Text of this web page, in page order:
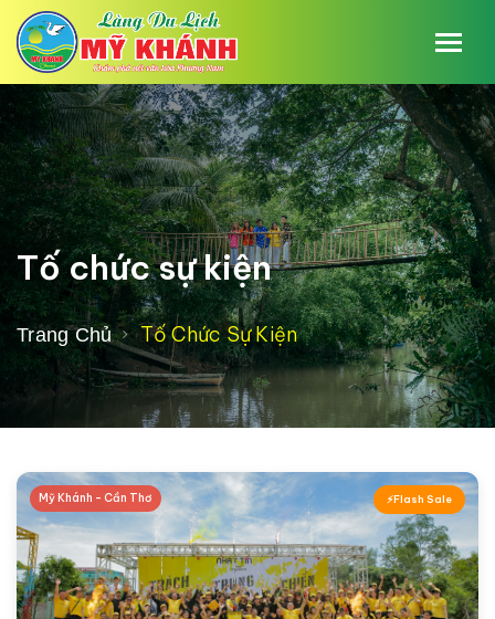
Tố chức sự kiện
Trang Chủ Tố Chức Sự Kiện
Flash Sale
Mỹ Khánh - Cần Thơ